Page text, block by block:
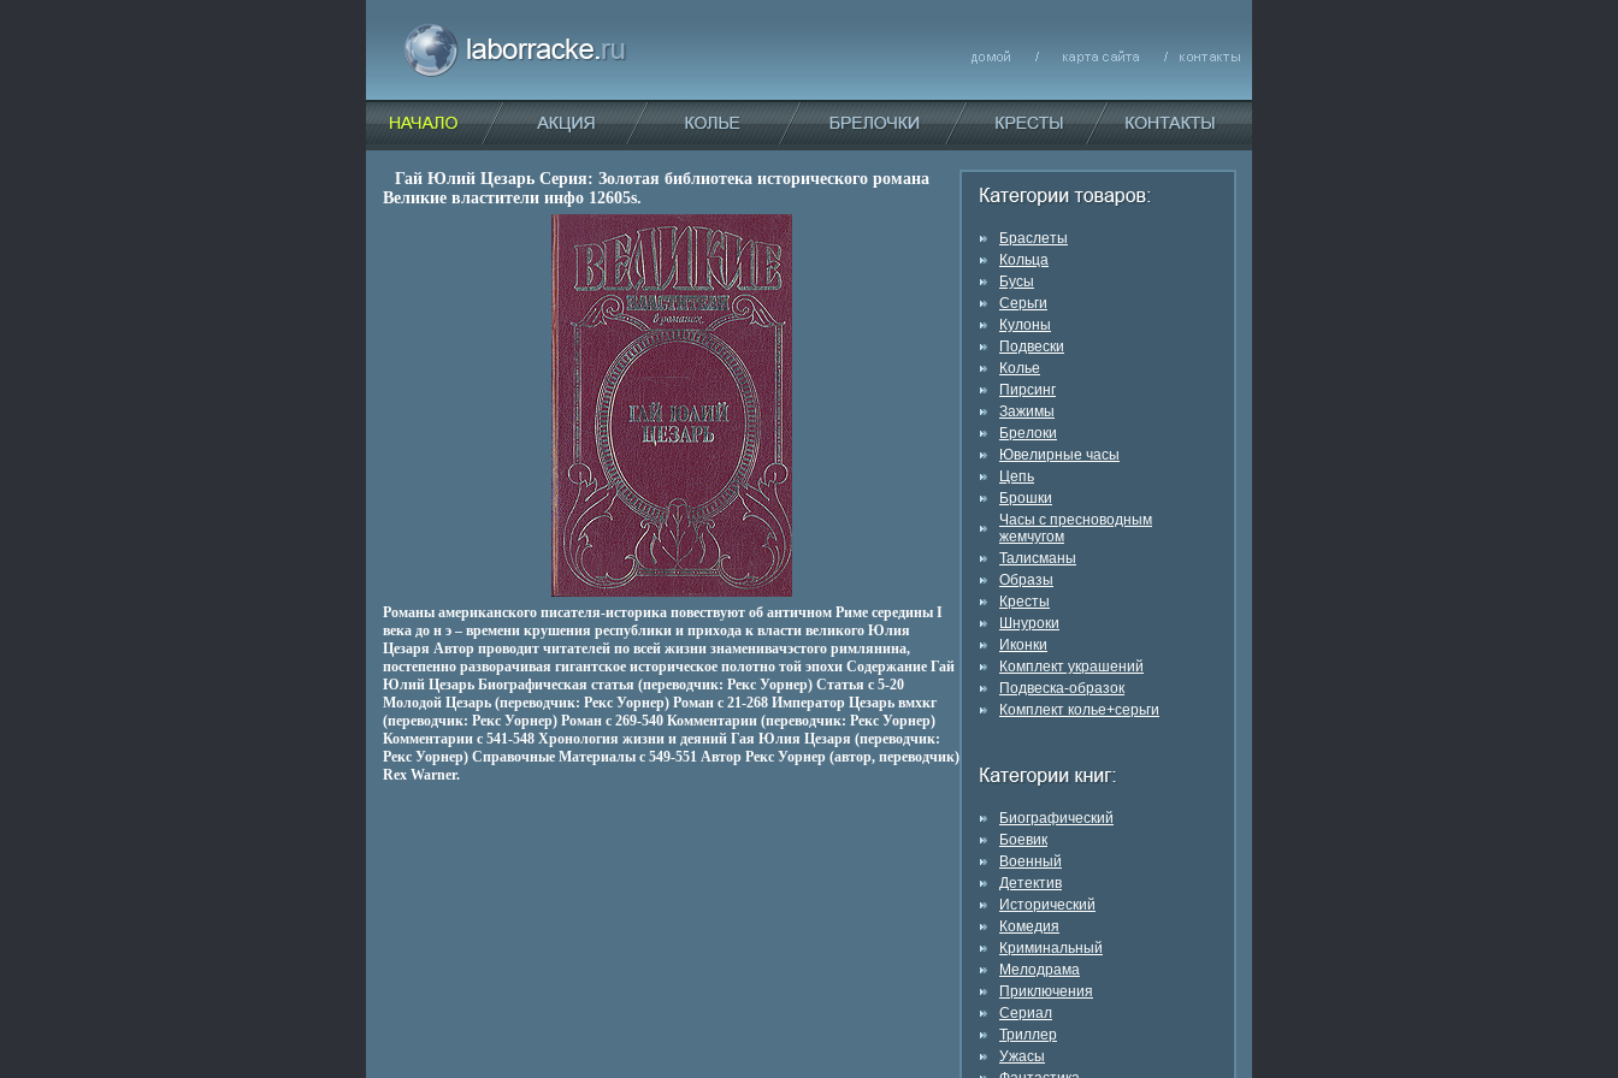
Гай Юлий Цезарь Серия: Золотая библиотека исторического романа
Великие властители инфо 12605s.
Романы американского писателя-историка повествуют об античном Риме середины I
века до н э – времени крушения республики и прихода к власти великого Юлия
Цезаря Автор проводит читателей по всей жизни знаменивачэстого римлянина,
постепенно разворачивая гигантское историческое полотно той эпохи Содержание Гай
Юлий Цезарь Биографическая статья (переводчик: Рекс Уорнер) Статья c 5-20
Молодой Цезарь (переводчик: Рекс Уорнер) Роман c 21-268 Император Цезарь вмхкг
(переводчик: Рекс Уорнер) Роман c 269-540 Комментарии (переводчик: Рекс Уорнер)
Комментарии c 541-548 Хронология жизни и деяний Гая Юлия Цезаря (переводчик:
Рекс Уорнер) Справочные Материалы c 549-551 Автор Рекс Уорнер (автор, переводчик)
Rex Warner.
Браслеты
Кольца
Бусы
Серьги
Кулоны
Подвески
Колье
Пирсинг
Зажимы
Брелоки
Ювелирные часы
Цепь
Брошки
Часы с пресноводным
жемчугом
Талисманы
Образы
Кресты
Шнуроки
Иконки
Комплект украшений
Подвеска-образок
Комплект колье+серьги
Биографический
Боевик
Военный
Детектив
Исторический
Комедия
Криминальный
Мелодрама
Приключения
Сериал
Триллер
Ужасы